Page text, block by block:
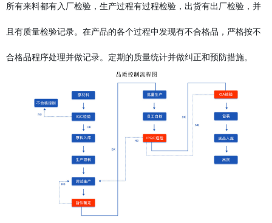
所有来料都有入厂检验，生产过程有过程检验，出货有出厂检验，并
且有质量检验记录。在产品的各个过程中发现有不合格品，严格按不
合格品程序处理并做记录。定期的质量统计并做纠正和预防措施。